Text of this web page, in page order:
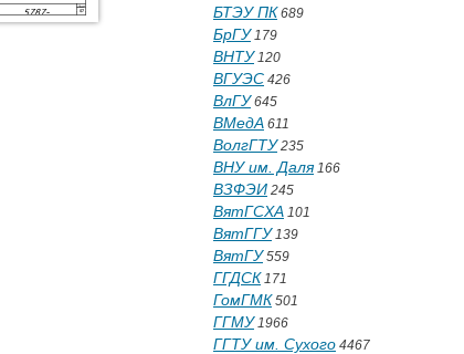
БТЭУ ПК 689
БрГУ179
ВНТУ120
ВГУЭС 426
ВлГУ645
ВМедА 611
ВолгГТУ235
ВНУ им. Даля166
ВЗФЭИ 245
ВятГСХА 101
ВятГГУ139
ВятГУ559
ГГДСК 171
ГомГМК 501
ГГМУ1966
ГГТУ им. Сухого 4467